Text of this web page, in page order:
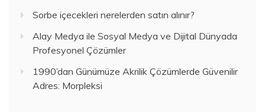
Sorbe içecekleri nerelerden satın alınır?
Alay Medya ile Sosyal Medya ve Dijital Dünyada
Profesyonel Çözümler
1990’dan Günümüze Akrilik Çözümlerde Güvenilir
Adres: Morpleksi